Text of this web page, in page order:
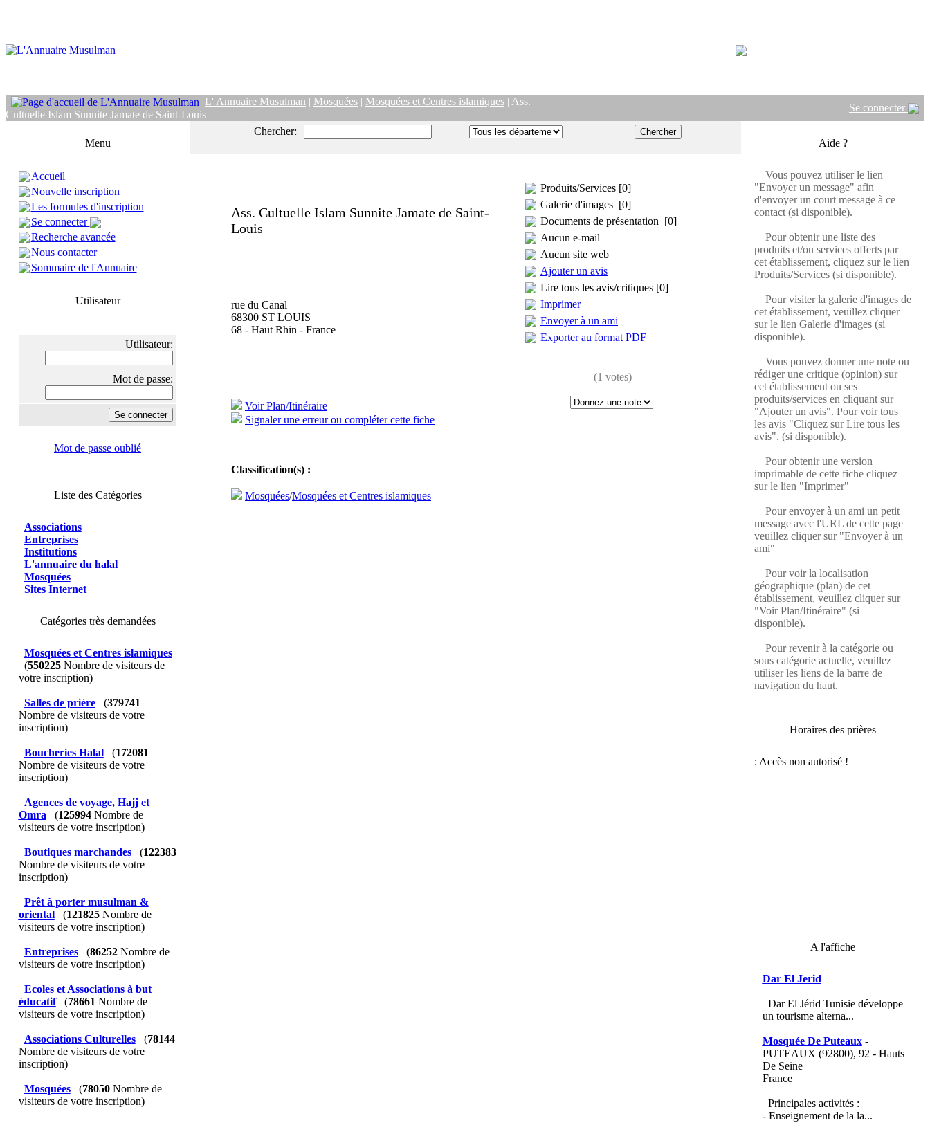
L' Annuaire Musulman | Mosquées | Mosquées et Centres islamiques | Ass.
Cultuelle Islam Sunnite Jamate de Saint-Louis
Se connecter
Menu
Accueil
Nouvelle inscription
Les formules d'inscription
Se connecter
Recherche avancée
Nous contacter
Sommaire de l'Annuaire
Utilisateur
Utilisateur:
Mot de passe:
Mot de passe oublié
Liste des Catégories
Associations
Entreprises
Institutions
L'annuaire du halal
Mosquées
Sites Internet
Catégories très demandées
Mosquées et Centres islamiques
(550225Nombre de visiteurs de
votre inscription)
Salles de prière (379741
Nombre de visiteurs de votre
inscription)
Boucheries Halal (172081
Nombre de visiteurs de votre
inscription)
Agences de voyage, Hajj et
Omra
(125994Nombre de
visiteurs de votre inscription)
Boutiques marchandes (122383
Nombre de visiteurs de votre
inscription)
Prêt à porter musulman &
oriental
(121825Nombre de
visiteurs de votre inscription)
Entreprises (86252Nombre de
visiteurs de votre inscription)
Ecoles et Associations à but
éducatif
(78661 Nombre de
visiteurs de votre inscription)
Associations Culturelles (78144
Nombre de visiteurs de votre
inscription)
Mosquées (78050Nombre de
visiteurs de votre inscription)
Chercher:
Ass. Cultuelle Islam Sunnite Jamate de Saint-
Louis
rue du Canal
68300 ST LOUIS
68 - Haut Rhin - France
Voir Plan/Itinéraire
Signaler une erreur ou compléter cette fiche
Classification(s) :
Mosquées/Mosquées et Centres islamiques
Produits/Services [0]
Galerie d'images [0]
Documents de présentation [0]
Aucun e-mail
Aucun site web
Ajouter un avis
Lire tous les avis/critiques [0]
Imprimer
Envoyer à un ami
Exporter au format PDF
(1 votes)
Aide ?
Vous pouvez utiliser le lien
"Envoyer un message" afin
d'envoyer un court message à ce
contact (si disponible).
Pour obtenir une liste des
produits et/ou services offerts par
cet établissement, cliquez sur le lien
Produits/Services (si disponible).
Pour visiter la galerie d'images de
cet établissement, veuillez cliquer
sur le lien Galerie d'images (si
disponible).
Vous pouvez donner une note ou
rédiger une critique (opinion) sur
cet établissement ou ses
produits/services en cliquant sur
"Ajouter un avis". Pour voir tous
les avis "Cliquez sur Lire tous les
avis". (si disponible).
Pour obtenir une version
imprimable de cette fiche cliquez
sur le lien "Imprimer"
Pour envoyer à un ami un petit
message avec l'URL de cette page
veuillez cliquer sur "Envoyer à un
ami"
Pour voir la localisation
géographique (plan) de cet
établissement, veuillez cliquer sur
"Voir Plan/Itinéraire" (si
disponible).
Pour revenir à la catégorie ou
sous catégorie actuelle, veuillez
utiliser les liens de la barre de
navigation du haut.
Horaires des prières
A l'affiche
Dar El Jerid
Dar El Jérid Tunisie développe
un tourisme alterna...
Mosquée De Puteaux-
PUTEAUX (92800), 92 - Hauts
De Seine
France
Principales activités :
- Enseignement de la la...